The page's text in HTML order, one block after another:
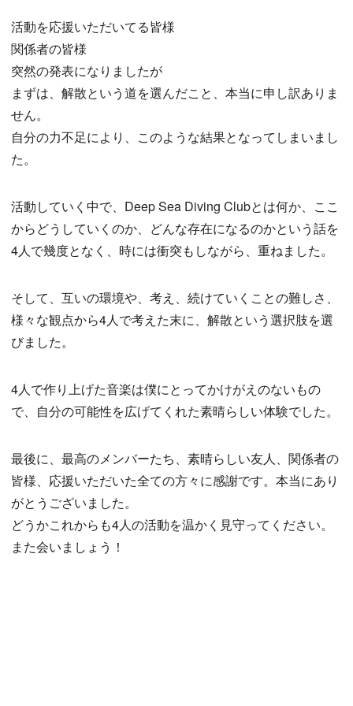
活動を応援いただいてる皆様
関係者の皆様
突然の発表になりましたが
まずは、解散という道を選んだこと、本当に申し訳ありま
せん。
自分の力不足により、このような結果となってしまいまし
た。
活動していく中で、Deep Sea Diving Clubとは何か、ここ
からどうしていくのか、どんな存在になるのかという話を
4人で幾度となく、時には衝突もしながら、重ねました。
そして、互いの環境や、考え、続けていくことの難しさ、
様々な観点から4人で考えた末に、解散という選択肢を選
びました。
4人で作り上げた音楽は僕にとってかけがえのないもの
で、自分の可能性を広げてくれた素晴らしい体験でした。
最後に、最高のメンバーたち、素晴らしい友人、関係者の
皆様、応援いただいた全ての方々に感謝です。本当にあり
がとうございました。
どうかこれからも4人の活動を温かく見守ってください。
また会いましょう！